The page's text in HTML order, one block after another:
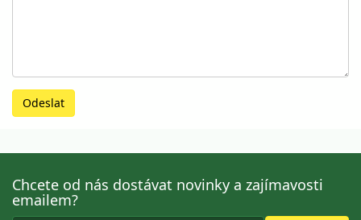
Odeslat
Chcete od nás dostávat novinky a zajímavosti
emailem?